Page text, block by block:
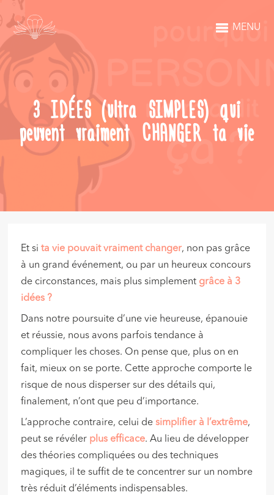
MENU
3 IDÉES (ultra SIMPLES) qui
peuvent vraiment CHANGER ta vie
Et sita vie pouvait vraiment changer, non pas grâce
à un grand événement, ou par un heureux concours
de circonstances, mais plus simplement grâce à 3
idées ?
Dans notre poursuite d’une vie heureuse, épanouie
et réussie, nous avons parfois tendance à
compliquer les choses. On pense que, plus on en
fait, mieux on se porte. Cette approche comporte le
risque de nous disperser sur des détails qui,
finalement, n’ont que peu d’importance.
L’approche contraire, celui desimplifier à l’extrême,
peut se révéler plus efficace. Au lieu de développer
des théories compliquées ou des techniques
magiques, il te suffit de te concentrer sur un nombre
très réduit d’éléments indispensables.